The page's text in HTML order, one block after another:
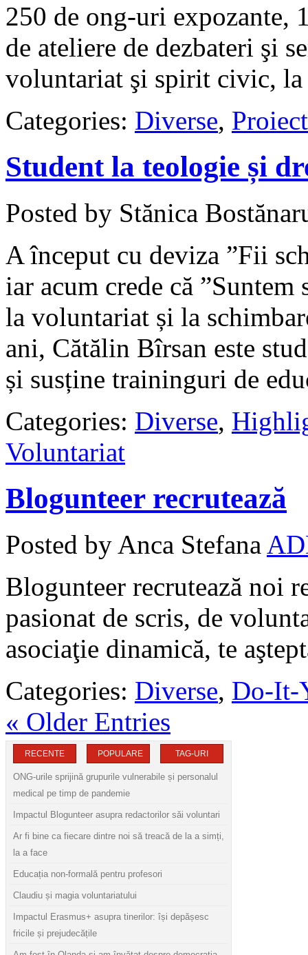
250 de ong-uri expozante,
de ateliere de dezbateri şi
voluntariat şi spirit civic, la
Categories: Diverse,
Student la teologie și
Posted by Stănica
A început cu deviza ”Fii
iar acum crede că
la voluntariat și la
ani, Cătălin Bîrsan este
și susține traininguri de
Categories: Diverse,
Voluntariat
Blogunteer recrutează
Posted by Anca Stefana
Blogunteer recrutează noi
pasionat de scris, de
asociaţie dinamică, te
Categories: Diverse, Do-It-
« Older Entries
RECENTE POPULARE TAG-URI
ONG-urile sprijină grupurile vulnerabile și personalul
medical pe timp de pandemie
Impactul Blogunteer asupra redactorilor săi voluntari
Ar fi bine ca fiecare dintre noi să treacă de la a simți,
la a face
Educația non-formală pentru profesori
Claudiu și magia voluntariatului
Impactul Erasmus+ asupra tinerilor: își depășesc
fricile și prejudecățile